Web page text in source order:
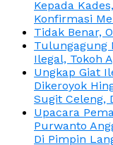
Kepada
Konfirmasi
Tidak Benar,
Tulungagung
Ilegal, Tokoh
Ungkap Giat
Dikeroyok
Sugit Celeng,
Upacara
Purwanto
Di Pimpin